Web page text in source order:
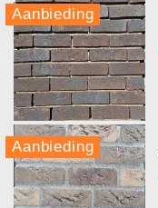
Aanbieding
Aanbieding